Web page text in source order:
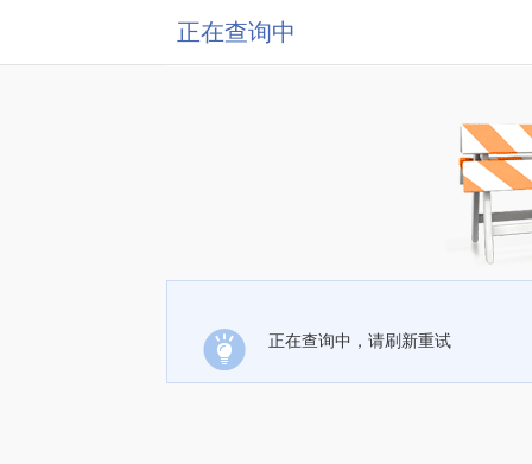
正在查询中
正在查询中，请刷新重试